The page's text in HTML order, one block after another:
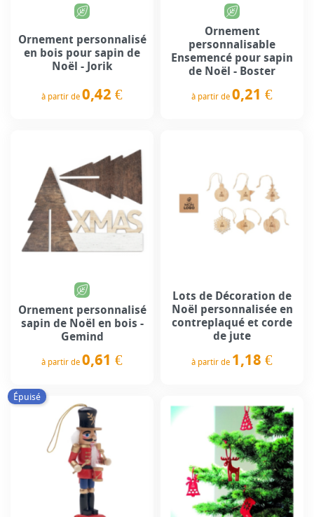
Ornement personnalisé
en bois pour sapin de
Noël - Jorik
à partir de 0,42 €
Ornement
personnalisable
Ensemencé pour sapin
de Noël - Boster
à partir de 0,21 €
Ornement personnalisé
sapin de Noël en bois -
Gemind
à partir de 0,61 €
Lots de Décoration de
Noël personnalisée en
contreplaqué et corde
de jute
à partir de 1,18 €
Épuisé